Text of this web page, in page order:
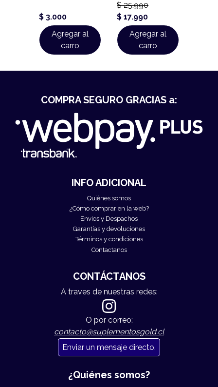
$ 3.000
Agregar al
carro
$ 25.990
$ 17.990
Agregar al
carro
INFO ADICIONAL
Quiénes somos
¿Cómo comprar en la web?
Envíos y Despachos
Garantías y devoluciones
Términos y condiciones
Contactanos
COMPRA SEGURO GRACIAS a:
CONTÁCTANOS
A traves de nuestras redes:
O por correo:
contacto@suplementosgold.cl
Enviar un mensaje directo.
¿Quiénes somos?